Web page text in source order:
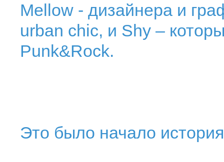
Mellow - дизайнера и
urban chic, и Shy –
Punk&Rock.
Это было начало